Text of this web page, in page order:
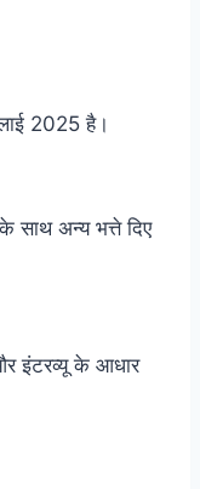
2025 है।
अन्य भत्ते दिए
इंटरव्यू के आधार